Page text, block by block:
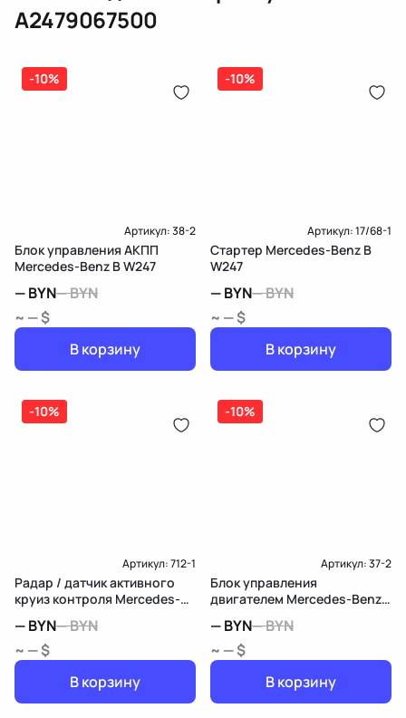
Исполнение для страны
Дополнительный артикул / дополнительная информация 2
A2479067500
-10%
Артикул:38-2
Блок управления АКПП
Mercedes-Benz B W247
—BYN—BYN
~ — $
В корзину
-10%
Артикул:17/68-1
Стартер Mercedes-Benz B
W247
—BYN—BYN
~ — $
В корзину
-10%
Артикул:712-1
Радар / датчик активного
круиз контроля Mercedes-
—BYN—BYN
~ — $
В корзину
-10%
Артикул:37-2
Блок управления
двигателем Mercedes-Benz
—BYN—BYN
~ — $
В корзину